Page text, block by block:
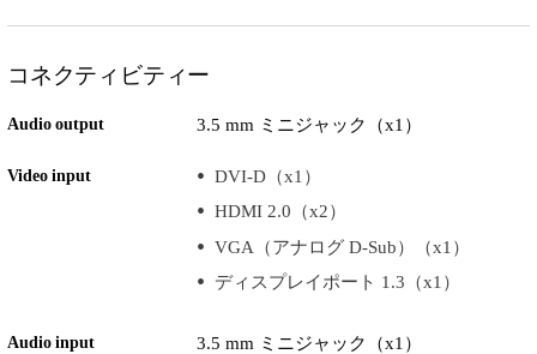
コネクティビティー
Audio output 3.5 mm ミニジャック（x1）
Video input
DVI-D（x1）
HDMI 2.0（x2）
VGA（アナログ D-Sub）（x1）
ディスプレイポート 1.3（x1）
Audio input 3.5 mm ミニジャック（x1）